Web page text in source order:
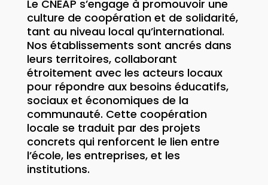
Le CNEAP s’engage à promouvoir une
culture de coopération et de solidarité,
tant au niveau local qu’international.
Nos établissements sont ancrés dans
leurs territoires, collaborant
étroitement avec les acteurs locaux
pour répondre aux besoins éducatifs,
sociaux et économiques de la
communauté. Cette coopération
locale se traduit par des projets
concrets qui renforcent le lien entre
l’école, les entreprises, et les
institutions.